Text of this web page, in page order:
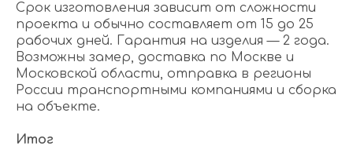
Срок изготовления зависит от сложности
проекта и обычно составляет от 15 до 25
рабочих дней. Гарантия на изделия — 2 года.
Возможны замер, доставка по Москве и
Московской области, отправка в регионы
России транспортными компаниями и сборка
на объекте.
Итог